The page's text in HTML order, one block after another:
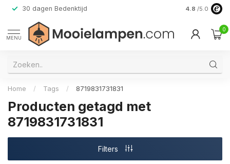
30 dagen Bedenktijd Verzending
4.8 /5.0
MENU
0
Home / Tags / 8719831731831
Producten getagd met
8719831731831
Filters